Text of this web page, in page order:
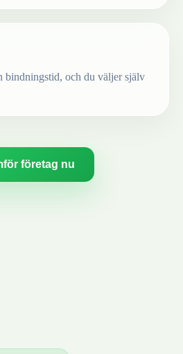
bindningstid, och du väljer själv
företag nu